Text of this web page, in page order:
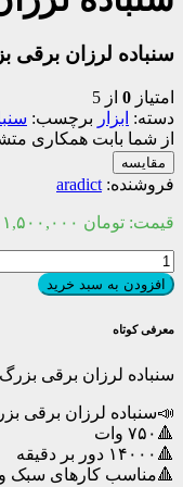
سنباده لرزان برقی
امتیاز 0 از 5
دسته: ابزار برچسب:
از شما بابت همکاری
مقایسه
فروشنده: aradict
قیمت: تومان
سنباده
لرزان
برقی
بزرگ
باس
افزودن به سبد خرید
معرفی کوتاه
سنباده لرزان برقی
📣سنباده لرزان برقی
🔺۷۵۰ وات
🔺۱۴۰۰۰ دور بر دقیقه
🔺مناسب کارهای سبک